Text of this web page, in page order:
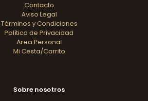
Contacto
Aviso Legal
Términos y Condiciones
Política de Privacidad
Area Personal
Mi Cesta/Carrito
Sobre nosotros